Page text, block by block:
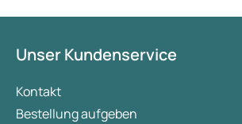
Unser Kundenservice
Kontakt
Bestellung aufgeben